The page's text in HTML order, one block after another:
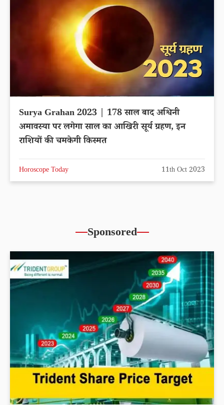
Surya Grahan 2023 | 178 साल बाद अश्विनी
अमावस्या पर लगेगा साल का आखिरी सूर्य ग्रहण, इन
राशियों की चमकेगी किस्मत
Horoscope Today 11th Oct 2023
Sponsored